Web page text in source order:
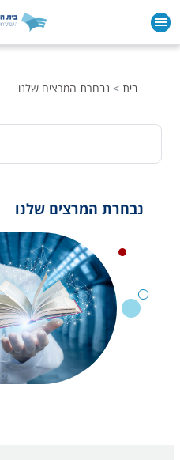
בית נבחרת המרצים שלנו
נבחרת המרצים שלנו